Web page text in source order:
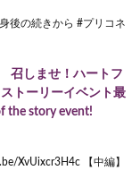
後の続きから #プリコネ
召しませ！ハートフ
トーリーイベント最
the story event!
XvUixcr3H4c 【中編】